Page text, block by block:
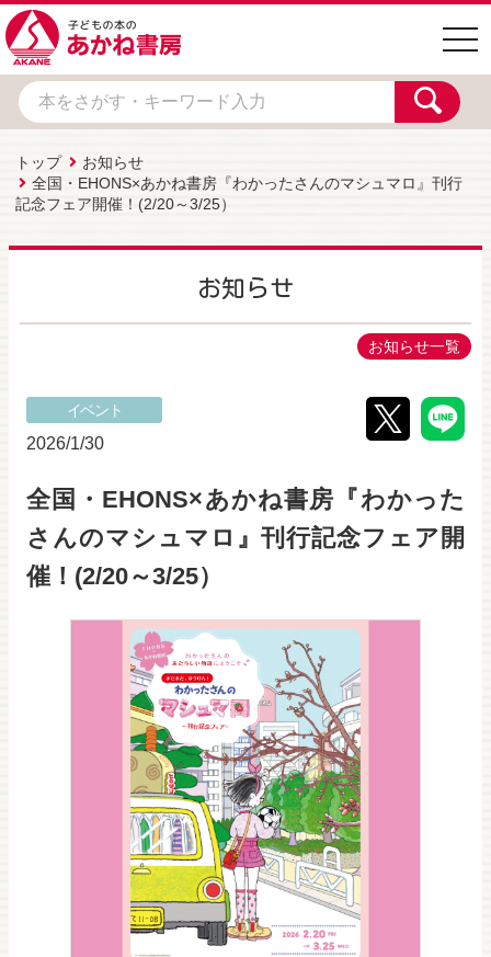
トップ
お知らせ
全国・EHONS×あかね書房『わかったさんのマシュマロ』刊行
記念フェア開催！(2/20～3/25）
お知らせ
お知らせ一覧
イベント
2026/1/30
全国・EHONS×あかね書房『わかった
さんのマシュマロ』刊行記念フェア開
催！(2/20～3/25）